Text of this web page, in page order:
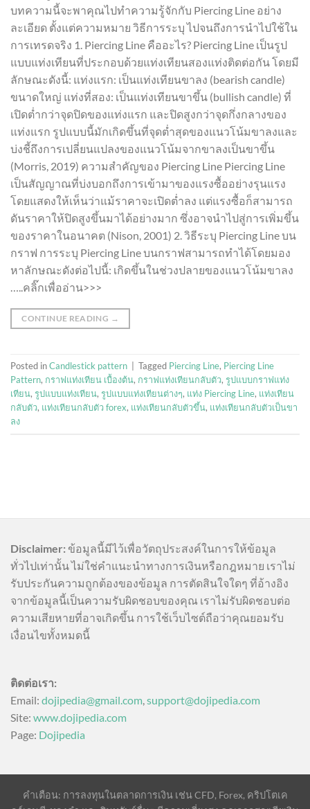
บทความนี้จะพาคุณไปทำความรู้จักกับ Piercing Line อย่าง
ละเอียด ตั้งแต่ความหมาย วิธีการระบุ ไปจนถึงการนำไปใช้ใน
การเทรดจริง 1. Piercing Line คืออะไร? Piercing Line เป็นรูป
แบบแท่งเทียนที่ประกอบด้วยแท่งเทียนสองแท่งติดต่อกัน โดยมี
ลักษณะดังนี้: แท่งแรก: เป็นแท่งเทียนขาลง (bearish candle)
ขนาดใหญ่ แท่งที่สอง: เป็นแท่งเทียนขาขึ้น (bullish candle) ที่
เปิดต่ำกว่าจุดปิดของแท่งแรก และปิดสูงกว่าจุดกึ่งกลางของ
แท่งแรก รูปแบบนี้มักเกิดขึ้นที่จุดต่ำสุดของแนวโน้มขาลงและ
บ่งชี้ถึงการเปลี่ยนแปลงของแนวโน้มจากขาลงเป็นขาขึ้น
(Morris, 2019) ความสำคัญของ Piercing Line Piercing Line
เป็นสัญญาณที่บ่งบอกถึงการเข้ามาของแรงซื้ออย่างรุนแรง
โดยแสดงให้เห็นว่าแม้ราคาจะเปิดต่ำลง แต่แรงซื้อก็สามารถ
ดันราคาให้ปิดสูงขึ้นมาได้อย่างมาก ซึ่งอาจนำไปสู่การเพิ่มขึ้น
ของราคาในอนาคต (Nison, 2001) 2. วิธีระบุ Piercing Line บน
กราฟ การระบุ Piercing Line บนกราฟสามารถทำได้โดยมอง
หาลักษณะดังต่อไปนี้: เกิดขึ้นในช่วงปลายของแนวโน้มขาลง
…..คลิ๊กเพื่ออ่าน>>>
CONTINUE READING →
Posted inCandlestick pattern Tagged Piercing Line, Piercing Line
Pattern, กราฟแท่งเทียน เบื้องต้น, กราฟแท่งเทียนกลับตัว, รูปแบบกราฟแท่ง
เทียน, รูปแบบแท่งเทียน, รูปแบบแท่งเทียนต่างๆ, แท่ง Piercing Line, แท่งเทียน
กลับตัว, แท่งเทียนกลับตัว forex, แท่งเทียนกลับตัวขึ้น, แท่งเทียนกลับตัวเป็นขา
ลง
Disclaimer: ข้อมูลนี้มีไว้เพื่อวัตถุประสงค์ในการให้ข้อมูล
ทั่วไปเท่านั้น ไม่ใช่คำแนะนำทางการเงินหรือกฎหมาย เราไม่
รับประกันความถูกต้องของข้อมูล การตัดสินใจใดๆ ที่อ้างอิง
จากข้อมูลนี้เป็นความรับผิดชอบของคุณ เราไม่รับผิดชอบต่อ
ความเสียหายที่อาจเกิดขึ้น การใช้เว็บไซต์ถือว่าคุณยอมรับ
เงื่อนไขทั้งหมดนี้
ติดต่อเรา:
Email: dojipedia@gmail.com,support@dojipedia.com
Site: www.dojipedia.com
Page: Dojipedia
คำเตือน: การลงทุนในตลาดการเงิน เช่น CFD, Forex, คริปโตเค